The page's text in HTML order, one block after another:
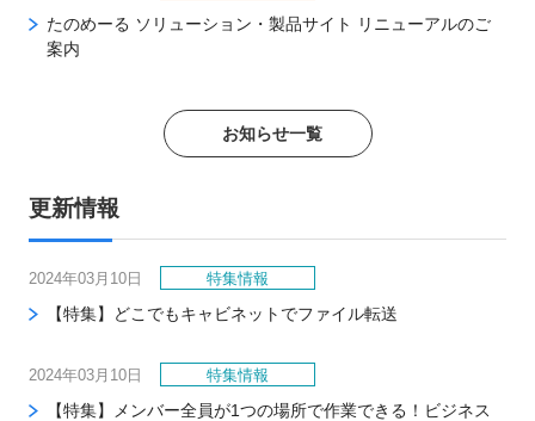
たのめーる ソリューション・製品サイト リニューアルのご
案内
お知らせ一覧
更新情報
2024年03月10日 特集情報
【特集】どこでもキャビネットでファイル転送
2024年03月10日 特集情報
【特集】メンバー全員が1つの場所で作業できる！ビジネス